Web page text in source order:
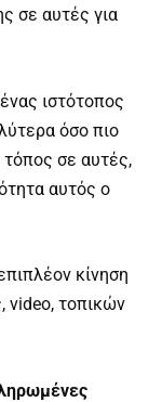
σε αυτές για
ιστότοπος
όσο πιο
τόπος σε αυτές,
αυτός ο
κίνηση
video, τοπικών